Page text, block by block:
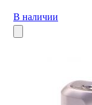
В наличии